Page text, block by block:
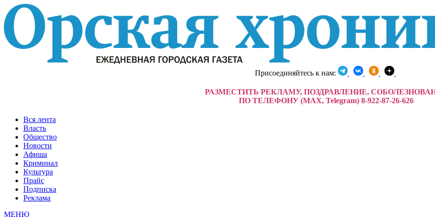
Присоединяйтесь к нам:
РАЗМЕСТИТЬ РЕКЛАМУ, ПОЗДРАВЛЕНИЕ,
ПО ТЕЛЕФОНУ (MAX, Telegram) 8-922-87-26-626
Вся лента
Власть
Общество
Новости
Афиша
Криминал
Культура
Прайс
Подписка
Реклама
МЕНЮ